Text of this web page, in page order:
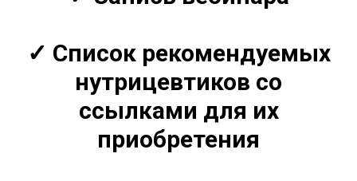
✓ Список рекомендуемых
нутрицевтиков со
ссылками для их
приобретения